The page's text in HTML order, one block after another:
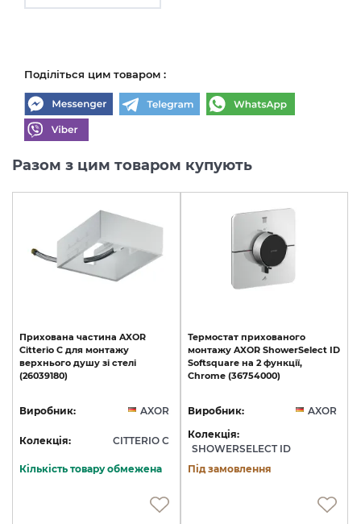
Поділіться цим товаром :
Разом з цим товаром купують
Прихована частина AXOR
Citterio C для монтажу
верхнього душу зі стелі
(26039180)
Виробник: AXOR
Колекція: CITTERIO C
Кількість товару обмежена
Термостат прихованого
монтажу AXOR ShowerSelect ID
Softsquare на 2 функції,
Chrome (36754000)
Виробник:
AXOR
Колекція:
SHOWERSELECT ID
Під замовлення